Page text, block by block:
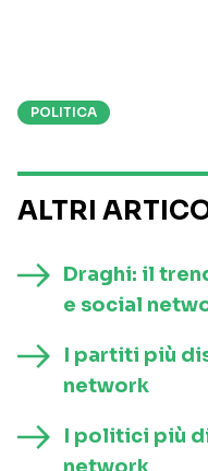
POLITICA
ALTRI
Draghi: il
e social
I partiti più
network
I politici più